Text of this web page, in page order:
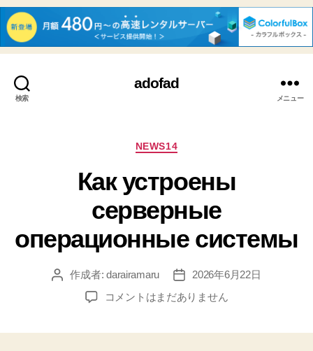
検索
adofad
メニュー
カ
ゴ
リ
ー
NEWS14
Как устроены
серверные
операционные системы
投
作成者:darairamaru
投
稿
日
2026年6月22日
Как
コメントはまだありません